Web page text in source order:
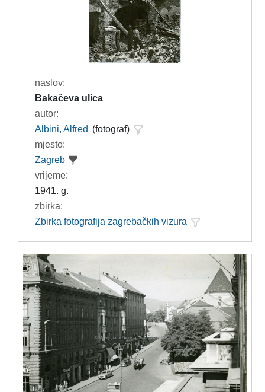
naslov:
Bakačeva ulica
autor:
Albini, Alfred (fotograf)
mjesto:
Zagreb
vrijeme:
1941. g.
zbirka:
Zbirka fotografija zagrebačkih vizura